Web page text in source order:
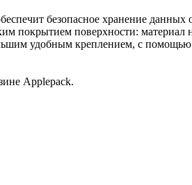
безопасное хранение
покрытием поверхности: материал
удобным креплением, с
Applepack.